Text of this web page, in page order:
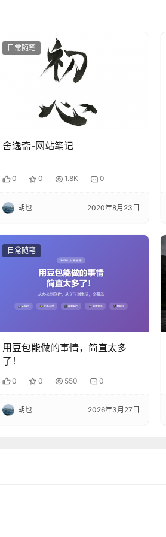
日常随笔
舍逸斋-网站笔记
0 0 1.8K 0
胡也 2020年8月23日
日常随笔
用豆包能做的事情，简直太多
了！
0 0 550 0
胡也 2026年3月27日